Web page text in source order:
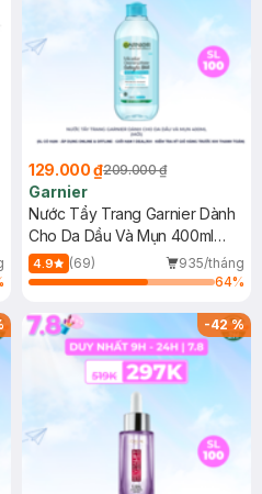
129.000 ₫209.000 ₫
Garnier
Nước Tẩy Trang Garnier Dành
Cho Da Dầu Và Mụn 400ml
(Mới)
4.9 (69)
935/tháng
64%
-42%